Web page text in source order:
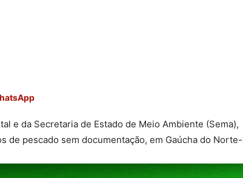
e da Secretaria de Estado de Meio Ambiente (Sema),
de pescado sem documentação, em Gaúcha do